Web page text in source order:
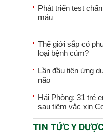
Phát triển test
máu
Thế giới sắp có
loại bệnh cúm?
Lần đầu tiên ứng
não
Hải Phòng: 31 trẻ
sau tiêm vắc xin
TIN TỨC Y